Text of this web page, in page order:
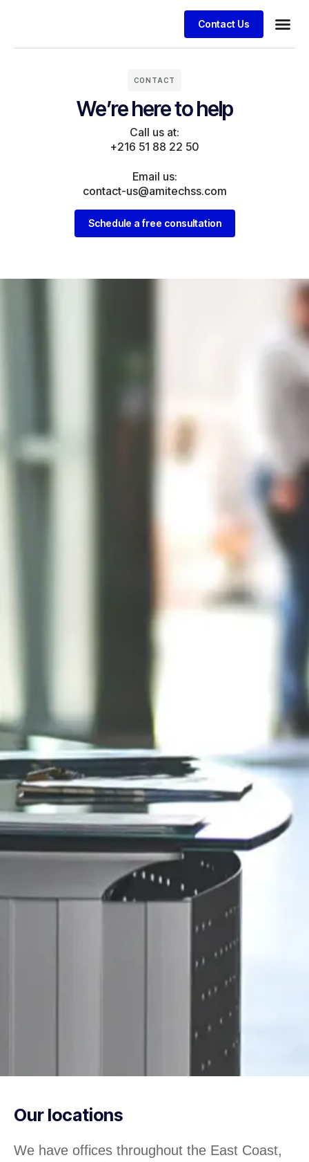
Contact Us
CONTACT
We’re here to help
Call us at:
+216 51 88 22 50
Email us:
contact-us@amitechss.com
Schedule a free consultation
Our locations
We have offices throughout the East Coast,